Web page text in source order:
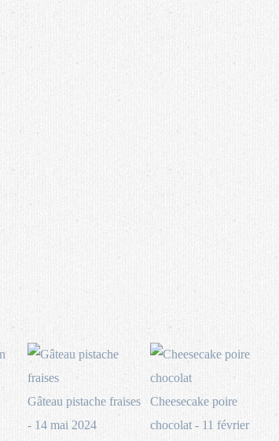
Gâteau pistache fraises
- 14 mai 2024
Cheesecake poire
chocolat - 11 février